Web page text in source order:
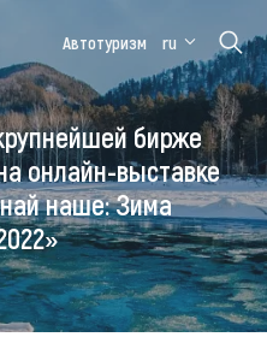
Медицинский
форум
Алтайская
зимовка
Автотуризм ru
бирже
онлайн-выставке
наше: Зима